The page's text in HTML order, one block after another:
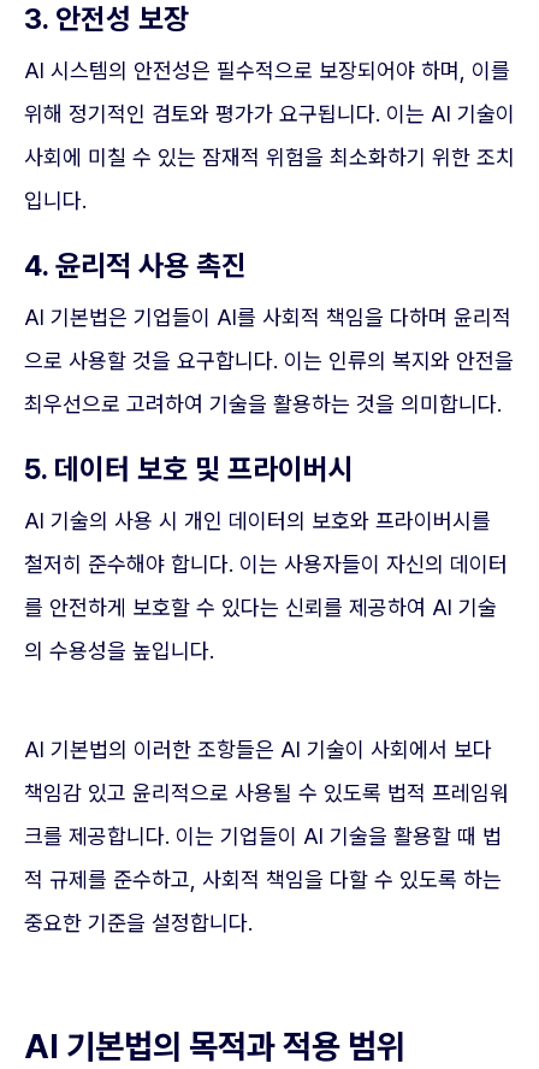
3. 안전성 보장
AI 시스템의 안전성은 필수적으로 보장되어야 하며, 이를
위해 정기적인 검토와 평가가 요구됩니다. 이는 AI 기술이
사회에 미칠 수 있는 잠재적 위험을 최소화하기 위한 조치
입니다.
4. 윤리적 사용 촉진
AI 기본법은 기업들이 AI를 사회적 책임을 다하며 윤리적
으로 사용할 것을 요구합니다. 이는 인류의 복지와 안전을
최우선으로 고려하여 기술을 활용하는 것을 의미합니다.
5. 데이터 보호 및 프라이버시
AI 기술의 사용 시 개인 데이터의 보호와 프라이버시를
철저히 준수해야 합니다. 이는 사용자들이 자신의 데이터
를 안전하게 보호할 수 있다는 신뢰를 제공하여 AI 기술
의 수용성을 높입니다.
AI 기본법의 이러한 조항들은 AI 기술이 사회에서 보다
책임감 있고 윤리적으로 사용될 수 있도록 법적 프레임워
크를 제공합니다. 이는 기업들이 AI 기술을 활용할 때 법
적 규제를 준수하고, 사회적 책임을 다할 수 있도록 하는
중요한 기준을 설정합니다.
AI 기본법의 목적과 적용 범위